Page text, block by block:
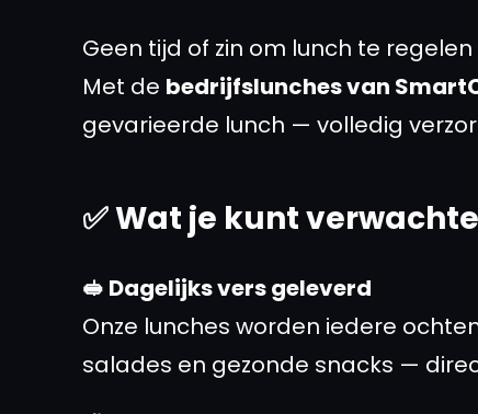
Geen tijd of zin om lunch te
Met de bedrijfslunches van
gevarieerde lunch — volledig
✅ Wat je kunt
🥪 Dagelijks vers geleverd
Onze lunches worden iedere
salades en gezonde snacks —